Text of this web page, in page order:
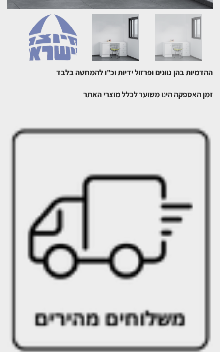
ההדמיות בהן גוונים ופרזול ידיות וכ"ו להמחשה בלבד
זמן האספקה הינו משוער לכלל מוצרי האתר